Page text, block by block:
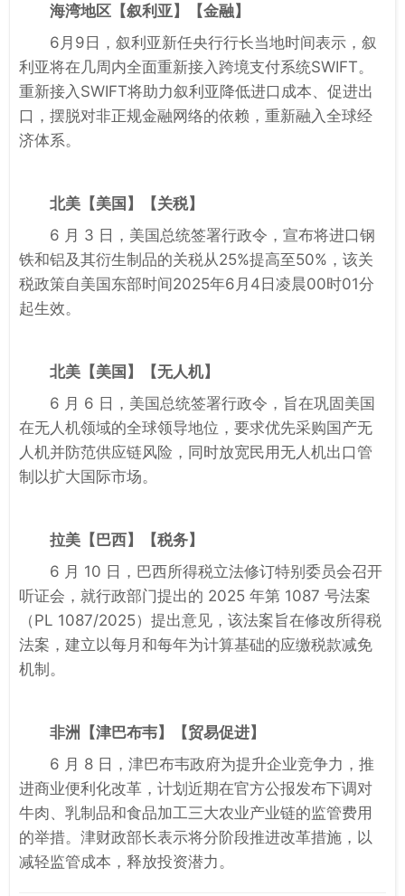
海湾地区 【叙利亚】【金融】
6月9日，叙利亚新任央行行长当地时间表示，叙
利亚将在几周内全面重新接入跨境支付系统SWIFT。
重新接入SWIFT将助力叙利亚降低进口成本、促进出
口，摆脱对非正规金融网络的依赖，重新融入全球经
济体系。
北美 【美国】【关税】
6 月 3 日，美国总统签署行政令，宣布将进口钢
铁和铝及其衍生制品的关税从25%提高至50%，该关
税政策自美国东部时间2025年6月4日凌晨00时01分
起生效。
北美 【美国】【无人机】
6 月 6 日，美国总统签署行政令，旨在巩固美国
在无人机领域的全球领导地位，要求优先采购国产无
人机并防范供应链风险，同时放宽民用无人机出口管
制以扩大国际市场。
拉美 【巴西】【税务】
6 月 10 日，巴西所得税立法修订特别委员会召开
听证会，就行政部门提出的 2025 年第 1087 号法案
（PL 1087/2025）提出意见，该法案旨在修改所得税
法案，建立以每月和每年为计算基础的应缴税款减免
机制。
非洲 【津巴布韦】【贸易促进】
6 月 8 日，津巴布韦政府为提升企业竞争力，推
进商业便利化改革，计划近期在官方公报发布下调对
牛肉、乳制品和食品加工三大农业产业链的监管费用
的举措。津财政部长表示将分阶段推进改革措施，以
减轻监管成本，释放投资潜力。